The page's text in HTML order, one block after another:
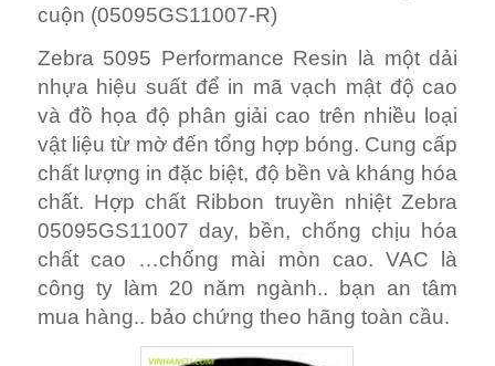
cuộn (05095GS11007-R)
Zebra 5095 Performance Resin là một dải
nhựa hiệu suất để in mã vạch mật độ cao
và đồ họa độ phân giải cao trên nhiều loại
vật liệu từ mờ đến tổng hợp bóng. Cung cấp
chất lượng in đặc biệt, độ bền và kháng hóa
chất. Hợp chất Ribbon truyền nhiệt Zebra
05095GS11007 day, bền, chống chịu hóa
chất cao …chống mài mòn cao. VAC là
công ty làm 20 năm ngành.. bạn an tâm
mua hàng.. bảo chứng theo hãng toàn cầu.